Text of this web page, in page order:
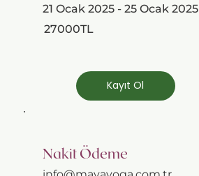
21 Ocak 2025 - 25 Ocak 2025
27000TL
Kayıt Ol
Nakit Ödeme